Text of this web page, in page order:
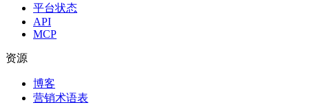
平台状态
API
MCP
资源
博客
营销术语表